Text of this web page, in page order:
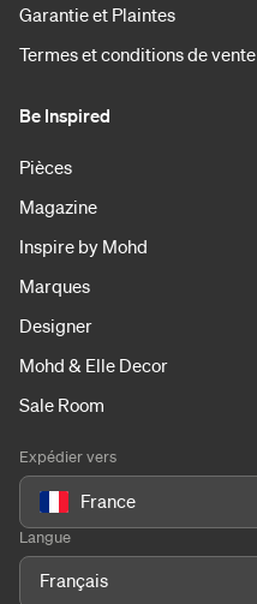
Garantie et Plaintes
Termes et conditions de vente
Be Inspired
Pièces
Magazine
Inspire by Mohd
Marques
Designer
Mohd & Elle Decor
Sale Room
Expédier vers
France
Langue
Français